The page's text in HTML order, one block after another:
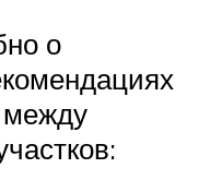
о
между